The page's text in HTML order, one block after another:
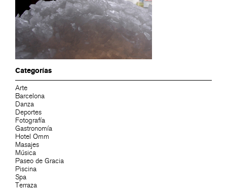
Categorías
Arte
Barcelona
Danza
Deportes
Fotografía
Gastronomía
Hotel Omm
Masajes
Música
Paseo de Gracia
Piscina
Spa
Terraza